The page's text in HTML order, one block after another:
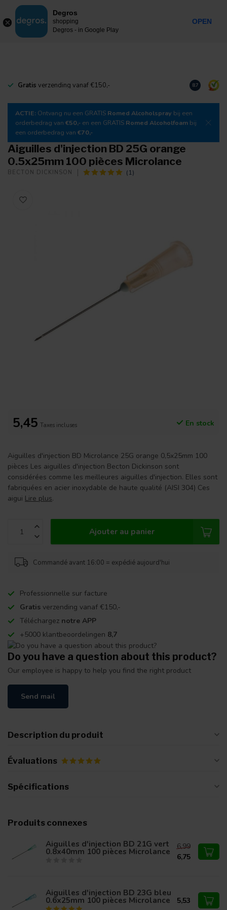
MENU
Gratis verzending vanaf €150,- Téléchargez
8.7
ACTIE: Ontvang nu een GRATIS Romed Alcoholspray bij een
orderbedrag van €50,- en een GRATIS Romed Alcoholfoam bij
een orderbedrag van €70,-
Aiguilles d'injection BD 25G orange
0.5x25mm 100 pièces Microlance
BECTON DICKINSON (1)
5,45 Taxes incluses En stock
Aiguilles d'injection BD Microlance 25G orange 0,5x25mm 100
pièces Les aiguilles d'injection Becton Dickinson sont
considérées comme les meilleures aiguilles d'injection. Elles sont
fabriquées en acier inoxydable de haute qualité (AISI 304) Ces
aigui Lire plus.
Ajouter au panier
Commandé avant 16:00 = expédié aujourd'hui
Professionnelle sur facture
Gratis verzending vanaf €150,-
Téléchargez notre APP
+5000 klantbeoordelingen 8,7
Do you have a question about this product?
Our employee is happy to help you find the right product
Send mail
Description du produit
Évaluations
Spécifications
Produits connexes
Aiguilles d'injection BD 21G vert
0.8x40mm 100 pièces Microlance
6,99
6,75
Aiguilles d'injection BD 23G bleu
0.6x25mm 100 pièces Microlance 5,53
Degros
shopping
Degros - in Google Play
OPEN